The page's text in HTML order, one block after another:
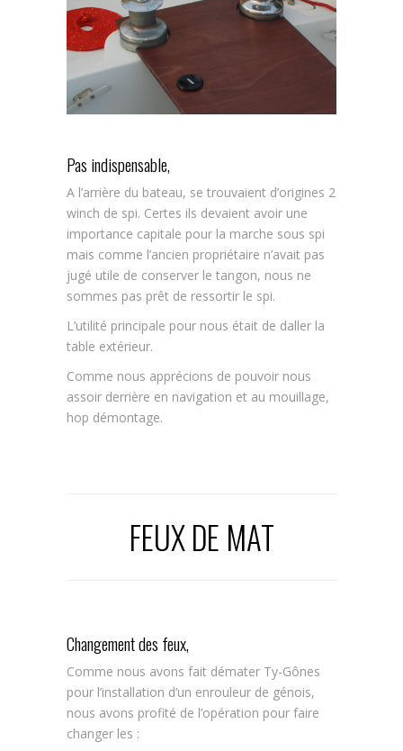
Pas indispensable,
A l’arrière du bateau, se trouvaient d’origines 2
winch de spi. Certes ils devaient avoir une
importance capitale pour la marche sous spi
mais comme l’ancien propriétaire n’avait pas
jugé utile de conserver le tangon, nous ne
sommes pas prêt de ressortir le spi.
L’utilité principale pour nous était de daller la
table extérieur.
Comme nous apprécions de pouvoir nous
assoir derrière en navigation et au mouillage,
hop démontage.
FEUX DE MAT
Changement des feux,
Comme nous avons fait démater Ty-Gônes
pour l’installation d’un enrouleur de génois,
nous avons profité de l’opération pour faire
changer les :